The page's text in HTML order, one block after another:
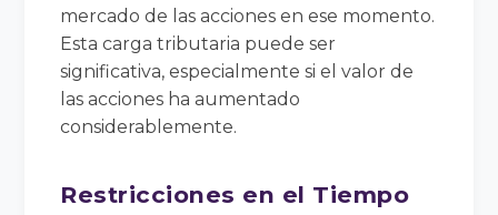
mercado de las acciones en ese momento.
Esta carga tributaria puede ser
significativa, especialmente si el valor de
las acciones ha aumentado
considerablemente.
Restricciones en el Tiempo